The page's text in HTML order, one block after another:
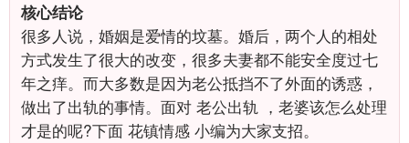
核心结论
很多人说，婚姻是爱情的坟墓。婚后，两个人的相处
方式发生了很大的改变，很多夫妻都不能安全度过七
年之痒。而大多数是因为老公抵挡不了外面的诱惑，
做出了出轨的事情。面对 老公出轨 ，老婆该怎么处理
才是的呢?下面 花镇情感 小编为大家支招。